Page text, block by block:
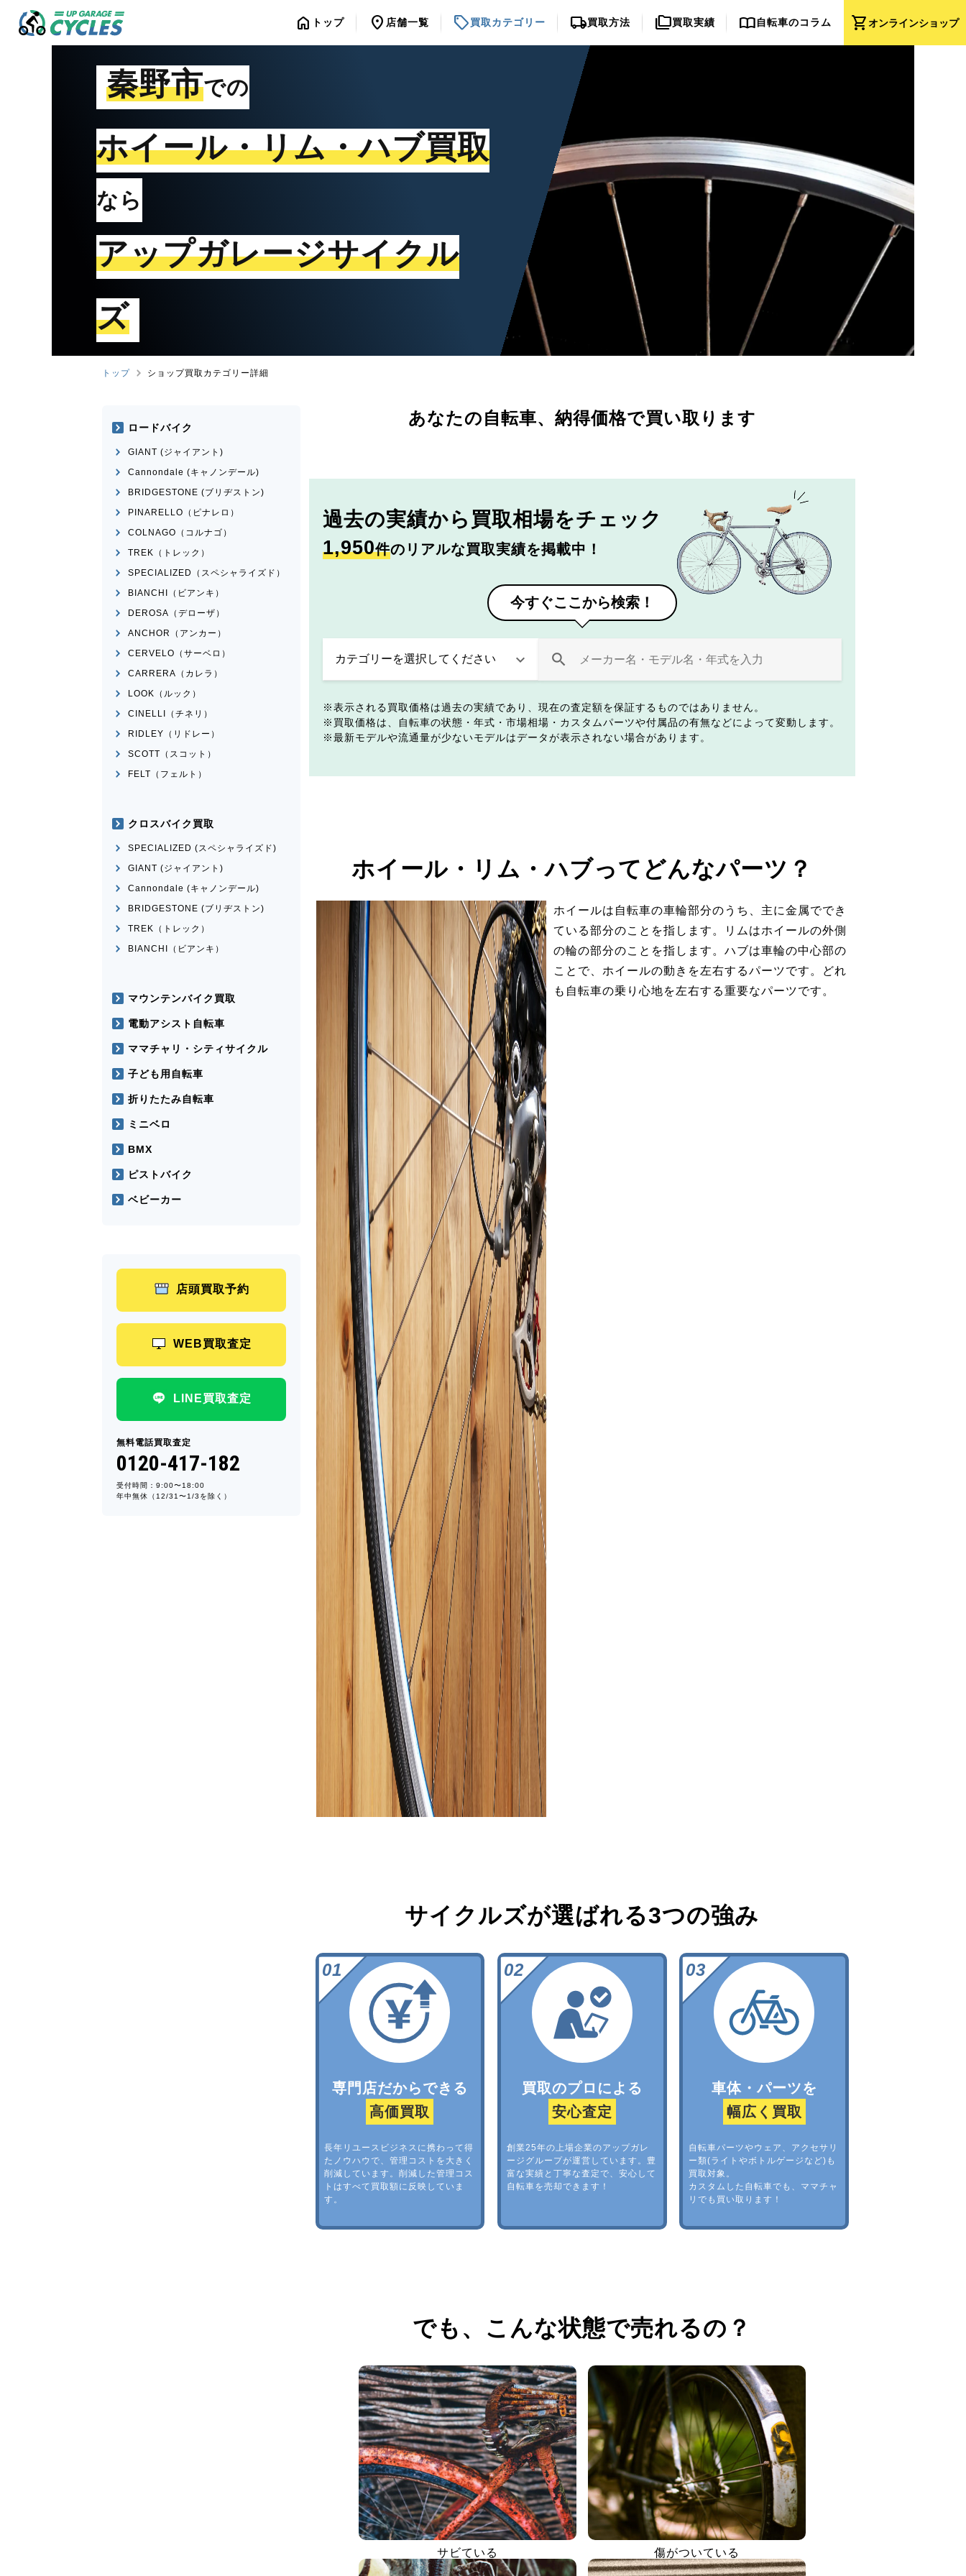
shopping_cartオンラインショップ
home トップ location_on 店舗一覧 sell買取カテゴリー local_shipping買取方法 folder_copy買取実績 import_contacts自転車のコラム
秦野市での
ホイール・リム・ハブ買取
なら
アップガレージサイクル
ズ
トップ ショップ買取カテゴリー詳細
あなたの自転車、 納得価格で買い取ります
過去の実績から 買取相場をチェック
1,950件のリアルな買取実績を掲載中！
今すぐここから検索！
表示される買取価格は過去の実績であり、現在の査定額を保証するものではありません。
買取価格は、自転車の状態・年式・市場相場・カスタムパーツや付属品の有無などによって変動します。
最新モデルや流通量が少ないモデルはデータが表示されない場合があります。
ホイール・リム・ハブってどんなパーツ？
ホイールは自転車の車輪部分のうち、主に金属ででき
ている部分のことを指します。リムはホイールの外側
の輪の部分のことを指します。ハブは車輪の中心部の
ことで、ホイールの動きを左右するパーツです。どれ
も自転車の乗り心地を左右する重要なパーツです。
サイクルズが選ばれる3つの強み
専門店だからできる
高価買取
長年リユースビジネスに携わって得
たノウハウで、管理コストを大きく
削減しています。削減した管理コス
トはすべて買取額に反映していま
す。
買取のプロによる
安心査定
創業25年の上場企業のアップガレ
ージグループが運営しています。豊
富な実績と丁寧な査定で、安心して
自転車を売却できます！
車体・パーツを
幅広く買取
自転車パーツやウェア、アクセサリ
ー類(ライトやボトルゲージなど)も
買取対象。
カスタムした自転車でも、ママチャ
リでも買い取ります！
でも、 こんな状態で売れるの？
サビている 傷がついている
ロードバイク
GIANT (ジャイアント)
Cannondale (キャノンデール)
BRIDGESTONE (ブリヂストン)
PINARELLO（ピナレロ）
COLNAGO（コルナゴ）
TREK（トレック）
SPECIALIZED（スペシャライズド）
BIANCHI（ビアンキ）
DEROSA（デローザ）
ANCHOR（アンカー）
CERVELO（サーベロ）
CARRERA（カレラ）
LOOK（ルック）
CINELLI（チネリ）
RIDLEY（リドレー）
SCOTT（スコット）
FELT（フェルト）
クロスバイク買取
SPECIALIZED (スペシャライズド)
GIANT (ジャイアント)
Cannondale (キャノンデール)
BRIDGESTONE (ブリヂストン)
TREK（トレック）
BIANCHI（ビアンキ）
マウンテンバイク買取
電動アシスト自転車
ママチャリ・シティサイクル
子ども用自転車
折りたたみ自転車
ミニベロ
BMX
ピストバイク
ベビーカー
店頭買取予約
WEB買取査定
LINE買取査定
無料電話買取査定
0120-417-182
受付時間：9:00〜18:00
年中無休（12/31〜1/3を除く）